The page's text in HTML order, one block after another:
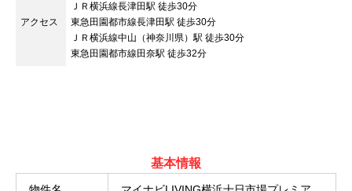
アクセス
ＪＲ横浜線長津田駅 徒歩30分
東急田園都市線長津田駅 徒歩30分
ＪＲ横浜線中山（神奈川県）駅 徒歩30分
東急田園都市線田奈駅 徒歩32分
基本情報